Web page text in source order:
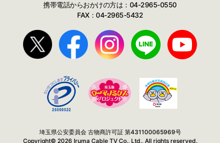
携帯電話からおかけの方は：04-2965-0550
FAX：04-2965-5432
埼玉県公安委員会 古物商許可証 第431100065969号
Copyright© 2026 Iruma Cable TV Co., Ltd., All rights reserved.